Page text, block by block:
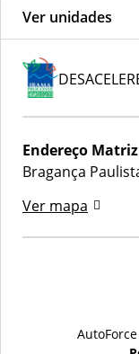
Ver unidades
Endereço
Bragança
Ver mapa